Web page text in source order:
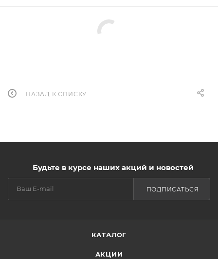
НАЗАД К СПИСКУ
Будьте в курсе наших акций и новостей
ПОДПИСАТЬСЯ
КАТАЛОГ
АКЦИИ